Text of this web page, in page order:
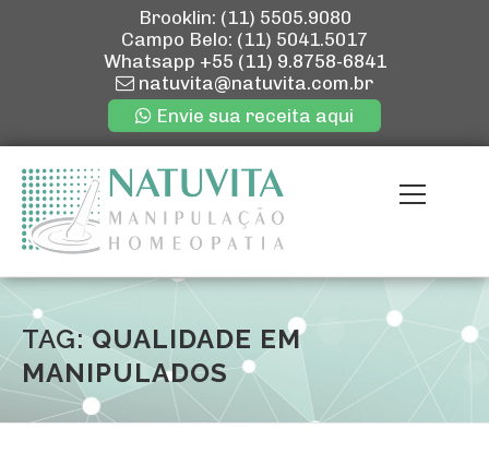
Brooklin: (11) 5505.9080
Campo Belo: (11) 5041.5017
Whatsapp +55 (11) 9.8758-6841
natuvita@natuvita.com.br
Envie sua receita aqui
para
conteúdo
Menu
QUEM SOMOS
NOSSAS
TAG:QUALIDADE EM
MANIPULADOS